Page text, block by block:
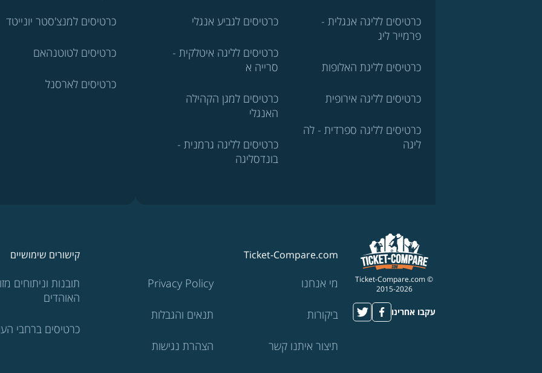
כרטיסים לליגה אנגלית -
פרמייר ליג
כרטיסים לליגת האלופות
כרטיסים לליגה אירופית
כרטיסים לליגה ספרדית - לה
ליגה
כרטיסים לגביע אנגלי
כרטיסים לליגה איטלקית -
סרייה א
כרטיסים למגן הקהילה
האנגלי
כרטיסים לליגה גרמנית -
בונדסליגה
כרטיסים למנצ'סטר יונייטד
כרטיסים לטוטנהאם
כרטיסים לארסנל
© Ticket-Compare.com
2015-2026
עקבו אחרינו
Ticket-Compare.com
מי אנחנו
ביקורות
תיצור איתנו קשר
Privacy Policy
תנאים והגבלות
הצהרת נגישות
קישורים שימושיים
תובנות וניתוחים
האוהדים
כרטיסים ברחבי